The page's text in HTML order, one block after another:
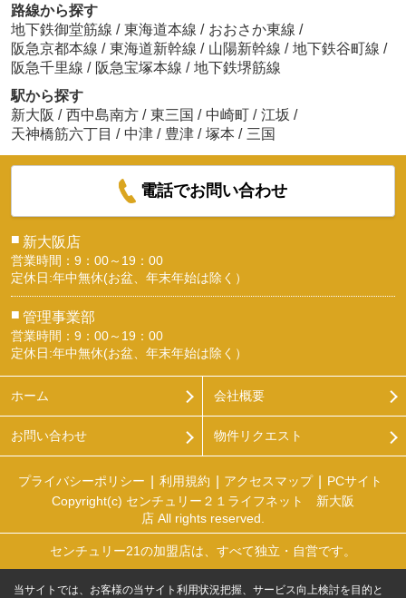
路線から探す
地下鉄御堂筋線 / 東海道本線 / おおさか東線 /
阪急京都本線 / 東海道新幹線 / 山陽新幹線 / 地下鉄谷町線 /
阪急千里線 / 阪急宝塚本線 / 地下鉄堺筋線
駅から探す
新大阪 / 西中島南方 / 東三国 / 中崎町 / 江坂 /
天神橋筋六丁目 / 中津 / 豊津 / 塚本 / 三国
電話でお問い合わせ
■ 新大阪店
営業時間：9：00～19：00
定休日:年中無休(お盆、年末年始は除く）
■ 管理事業部
営業時間：9：00～19：00
定休日:年中無休(お盆、年末年始は除く）
ホーム 会社概要
お問い合わせ 物件リクエスト
プライバシーポリシー 利用規約 アクセスマップ
PCサイト
Copyright(c) センチュリー２１ライフネット 新大阪
店 All rights reserved.
センチュリー21の加盟店は、すべて独立・自営です。
当サイトでは、お客様の当サイト利用状況把握、サービス向上検討を目的と